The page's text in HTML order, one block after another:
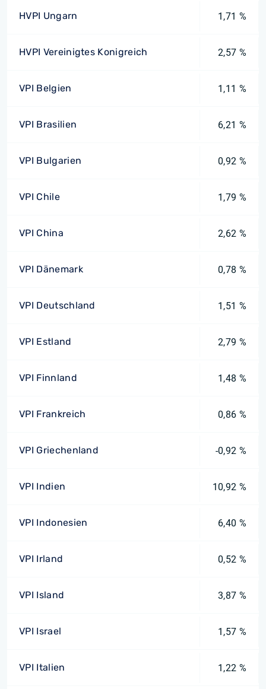
HVPI Ungarn 1,71 %
HVPI Vereinigtes Konigreich 2,57 %
VPI Belgien 1,11 %
VPI Brasilien 6,21 %
VPI Bulgarien 0,92 %
VPI Chile 1,79 %
VPI China 2,62 %
VPI Dänemark 0,78 %
VPI Deutschland 1,51 %
VPI Estland 2,79 %
VPI Finnland 1,48 %
VPI Frankreich 0,86 %
VPI Griechenland -0,92 %
VPI Indien 10,92 %
VPI Indonesien 6,40 %
VPI Irland 0,52 %
VPI Island 3,87 %
VPI Israel 1,57 %
VPI Italien 1,22 %